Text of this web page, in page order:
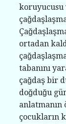
koruyucusu
ortadan
tabanını
çağdaş bir
doğduğu
çocukların